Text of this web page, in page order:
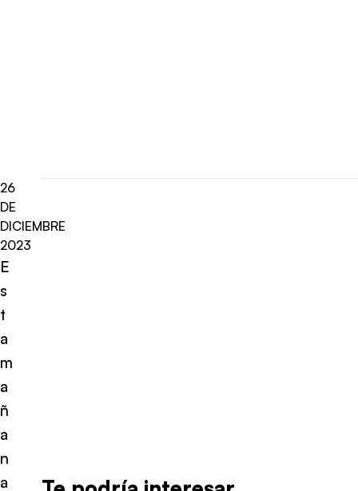
26
DE
DICIEMBRE
2023
E
s
t
a
m
a
ñ
a
n
a